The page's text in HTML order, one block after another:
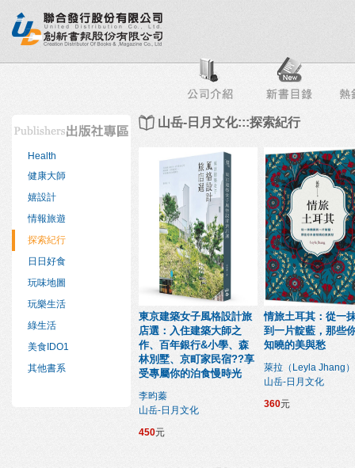
榜 出版社專區 書店專區 目錄下載 會員服務
Health
健康大師
嬉設計
情報旅遊
探索紀行
日日好食
玩味地圖
玩樂生活
綠生活
美食IDO1
其他書系
山岳-日月文化:::探索紀行
東京建築女子風格設計旅
店選：入住建築大師之
作、百年銀行&小學、森
林別墅、京町家民宿??享
受專屬你的泊食慢時光
李昀蓁
山岳-日月文化
450元
情旅土耳其：從一
到一片靛藍，那些
知曉的美與愁
萊拉（Leyla Jhang）
山岳-日月文化
360元